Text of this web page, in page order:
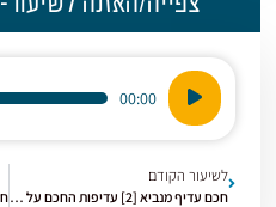
נגן
אודיו
00:00
לשיעור הקודם
חכם עדיף מנביא [2] עדיפות החכם על הנביא